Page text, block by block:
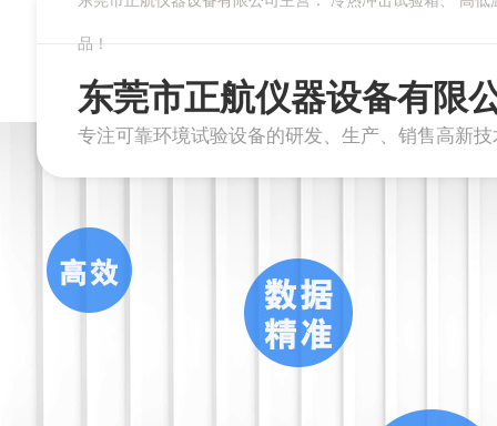
品！
东莞市正航仪器设备有限
专注可靠环境试验设备的研发、生产、销售高新技